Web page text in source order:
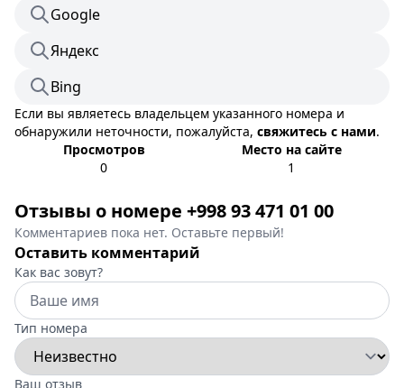
Google
Яндекс
Bing
Если вы являетесь владельцем указанного номера и
обнаружили неточности, пожалуйста, свяжитесь с нами.
Просмотров
0
Место на сайте
1
Отзывы о номере +998 93 471 01 00
Комментариев пока нет. Оставьте первый!
Оставить комментарий
Как вас зовут?
Тип номера
Ваш отзыв